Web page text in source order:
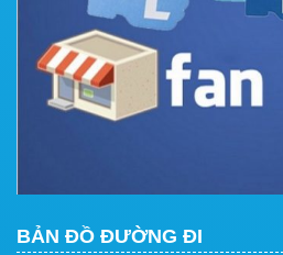
BẢN ĐỒ ĐƯỜNG ĐI